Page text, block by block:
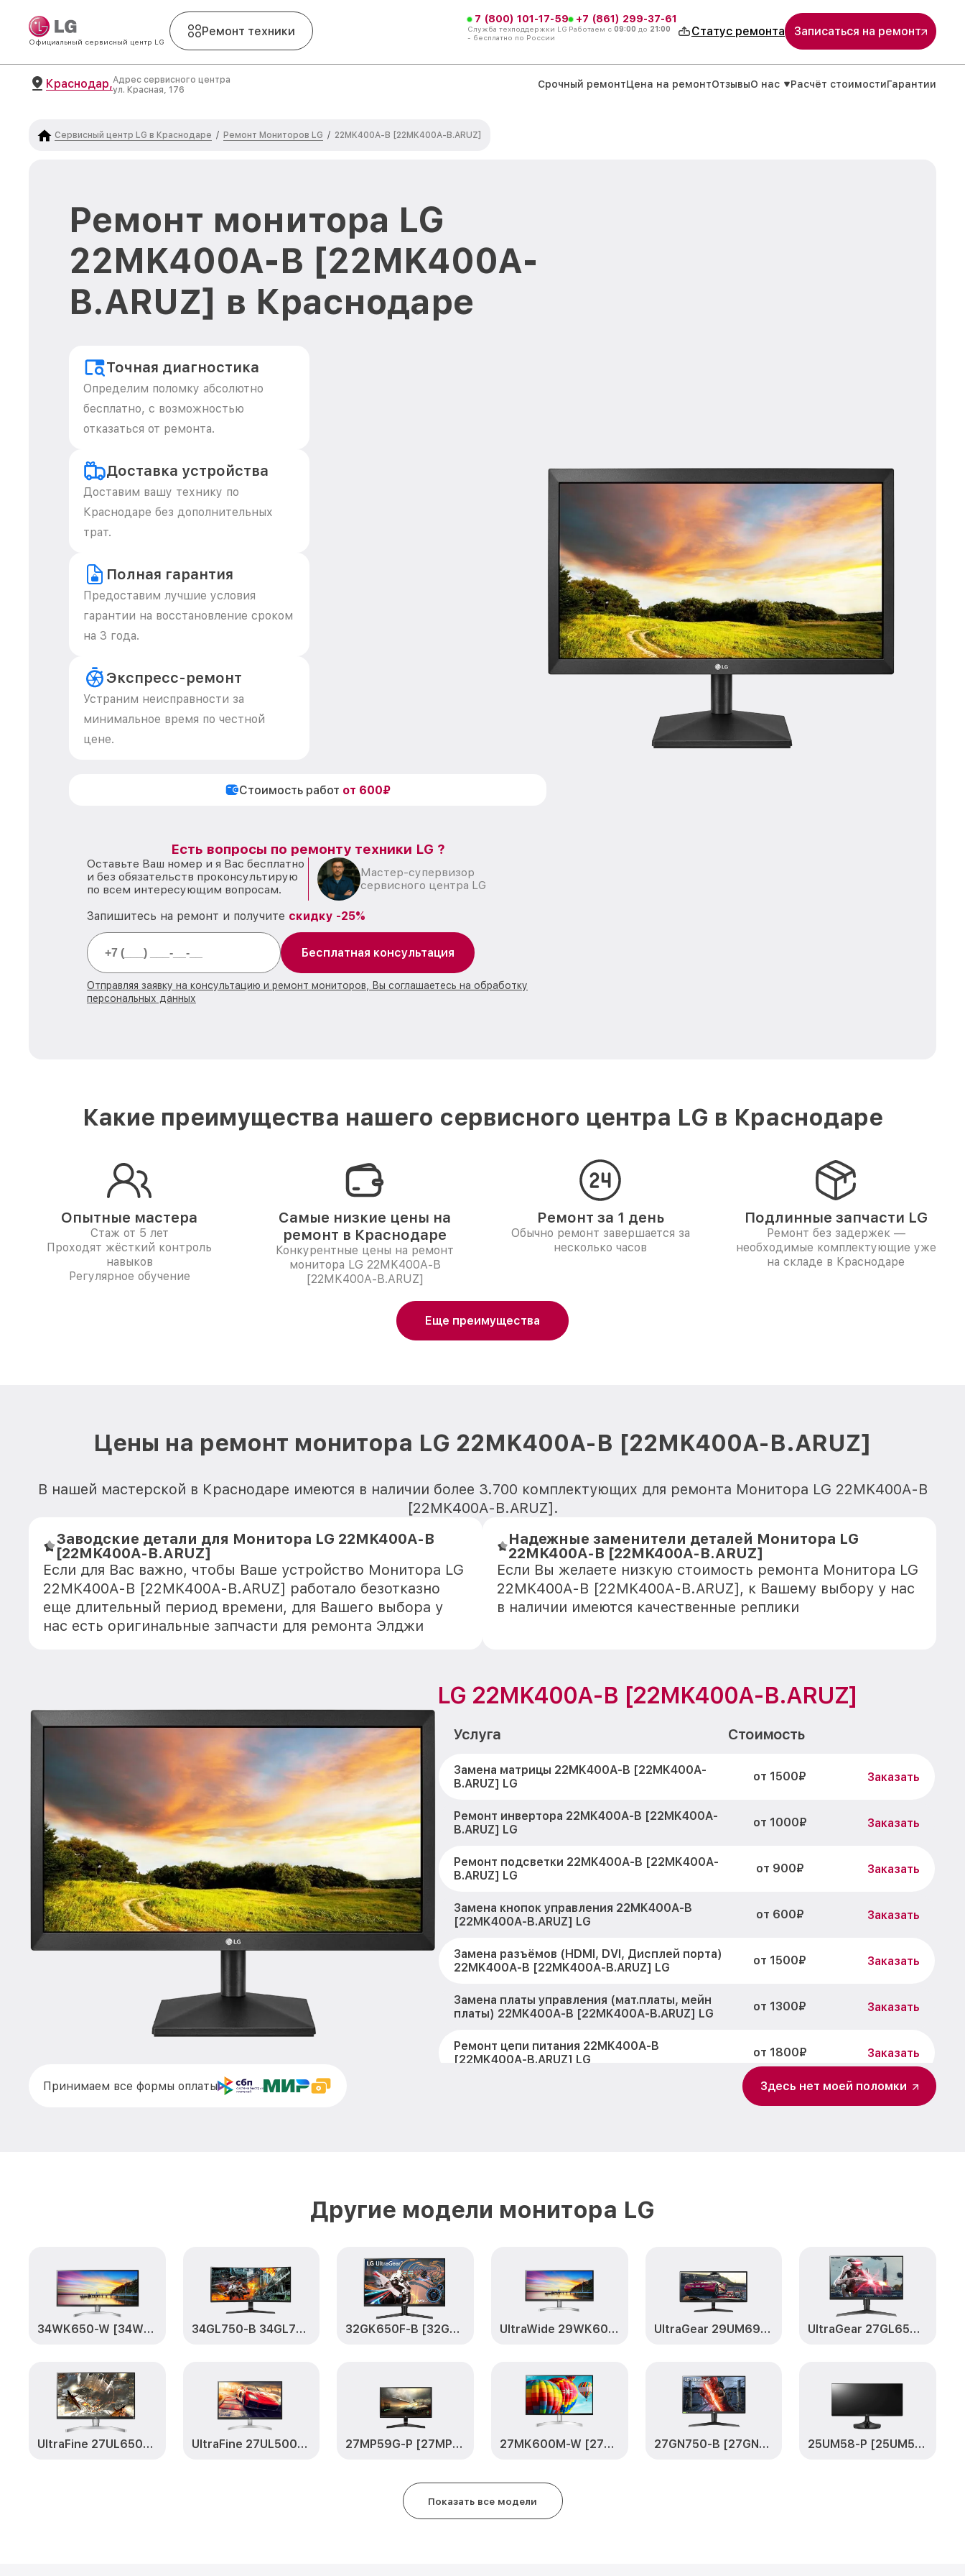
Официальный сервисный центр LG
Ремонт техники
7 (800) 101-17-59
Служба техподдержки LG
- бесплатно по России
+7 (861) 299-37-61
Работаем с 09:00 до 21:00 Статус ремонта Записаться на ремонт
Краснодар,Адрес сервисного центра
ул. Красная, 176
Срочный ремонтЦена на ремонтОтзывыО нас Расчёт стоимостиГарантии
Сервисный центр LG в Краснодаре / Ремонт Мониторов LG / 22MK400A-B [22MK400A-B.ARUZ]
Ремонт монитора LG
22MK400A-B [22MK400A-
B.ARUZ] в Краснодаре
Точная диагностика
Определим поломку абсолютно
бесплатно, с возможностью
отказаться от ремонта.
Доставка устройства
Доставим вашу технику по
Краснодаре без дополнительных
трат.
Полная гарантия
Предоставим лучшие условия
гарантии на восстановление сроком
на 3 года.
Экспресс-ремонт
Устраним неисправности за
минимальное время по честной
цене.
Стоимость работ от 600₽
Есть вопросы по ремонту техники LG ?
Оставьте Ваш номер и я Вас бесплатно
и без обязательств проконсультирую
по всем интересующим вопросам.
Мастер-супервизор
сервисного центра LG
Запишитесь на ремонт и получите скидку -25%
Бесплатная консультация
Отправляя заявку на консультацию и ремонт мониторов, Вы соглашаетесь на обработку
персональных данных
Какие преимущества нашего сервисного центра LG в Краснодаре
Опытные мастера
Стаж от 5 лет
Проходят жёсткий контроль
навыков
Регулярное обучение
Самые низкие цены на
ремонт в Краснодаре
Конкурентные цены на ремонт
монитора LG 22MK400A-B
[22MK400A-B.ARUZ]
Ремонт за 1 день
Обычно ремонт завершается за
несколько часов
Подлинные запчасти LG
Ремонт без задержек —
необходимые комплектующие уже
на складе в Краснодаре
Еще преимущества
Цены на ремонт монитора LG 22MK400A-B [22MK400A-B.ARUZ]
В нашей мастерской в Краснодаре имеются в наличии более 3.700 комплектующих для ремонта Монитора LG 22MK400A-B
[22MK400A-B.ARUZ].
Заводские детали для Монитора LG 22MK400A-B
[22MK400A-B.ARUZ]
Если для Вас важно, чтобы Ваше устройство Монитора LG
22MK400A-B [22MK400A-B.ARUZ] работало безотказно
еще длительный период времени, для Вашего выбора у
нас есть оригинальные запчасти для ремонта Элджи
Надежные заменители деталей Монитора LG
22MK400A-B [22MK400A-B.ARUZ]
Если Вы желаете низкую стоимость ремонта Монитора LG
22MK400A-B [22MK400A-B.ARUZ], к Вашему выбору у нас
в наличии имеются качественные реплики
LG 22MK400A-B [22MK400A-B.ARUZ]
Услуга Стоимость
Замена матрицы 22MK400A-B [22MK400A-
B.ARUZ] LG
от 1500₽ Заказать
Ремонт инвертора 22MK400A-B [22MK400A-
B.ARUZ] LG
от 1000₽ Заказать
Ремонт подсветки 22MK400A-B [22MK400A-
B.ARUZ] LG
от 900₽ Заказать
Замена кнопок управления 22MK400A-B
[22MK400A-B.ARUZ] LG
от 600₽ Заказать
Замена разъёмов (HDMI, DVI, Дисплей порта)
22MK400A-B [22MK400A-B.ARUZ] LG
от 1500₽ Заказать
Замена платы управления (мат.платы, мейн
платы) 22MK400A-B [22MK400A-B.ARUZ] LG
от 1300₽ Заказать
Ремонт цепи питания 22MK400A-B
[22MK400A-B.ARUZ] LG
от 1800₽ Заказать
Замена электронных компонентов 22MK400A-
B [22MK400A-B.ARUZ] LG
Заказать
Принимаем все формы оплаты Здесь нет моей поломки
Другие модели монитора LG
34WK650-W [34WK650-W.ARUZ] 34GL750-B 34GL750-B 32GK650F-B [32GK650F-B.ARUZ] UltraWide 29WK600-W [29WK600-W.ARUZ] UltraGear 29UM69G-B [29UM69G-B.ARUZ] UltraGear 27GL650F-B [27GL650F-B.ARUZ]
UltraFine 27UL650-W [27UL650-W.ARUZ] UltraFine 27UL500-W 27UL500-W.ARUZ 27MP59G-P [27MP59G-P.ARUZ] 27MK600M-W [27MK600M-W.ARUZ] 27GN750-B [27GN750-B.ARUZ] 25UM58-P [25UM58-P.ARUZ]
Показать все модели